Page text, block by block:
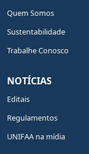
Quem Somos
Sustentabilidade
Trabalhe Conosco
NOTÍCIAS
Editais
Regulamentos
UNIFAA na mídia